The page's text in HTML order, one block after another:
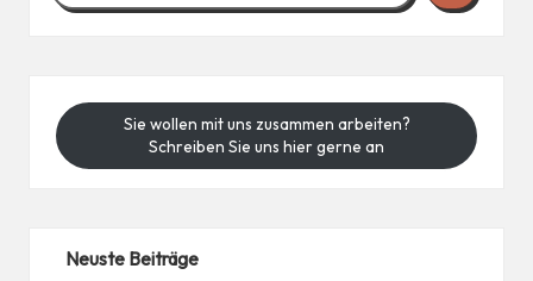
Sie wollen mit uns zusammen arbeiten?
Schreiben Sie uns hier gerne an
Neuste Beiträge